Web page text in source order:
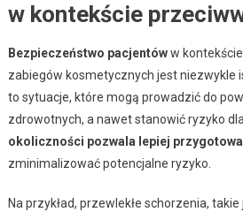
w kontekście
Bezpieczeństwo pacjentóww
zabiegów kosmetycznych jest niezwykle
to sytuacje, które mogą prowadzić do
zdrowotnych, a nawet stanowić ryzyko dla
okoliczności pozwala lepiej
zminimalizować potencjalne ryzyko.
Na przykład, przewlekłe schorzenia, takie